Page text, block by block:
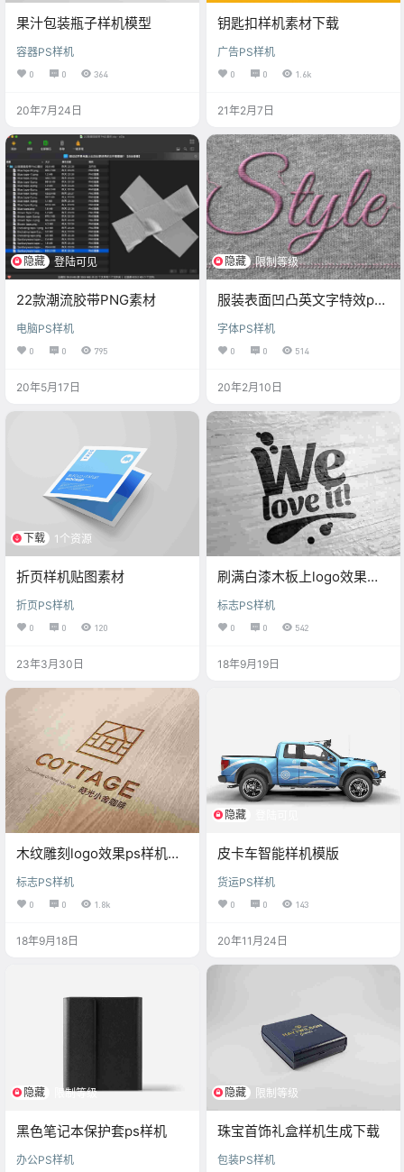
果汁包装瓶子样机模型
容器PS样机
0 0 364
20年7月24日
钥匙扣样机素材下载
广告PS样机
0 0 1.6k
21年2月7日
隐藏 登陆可见
22款潮流胶带PNG素材
电脑PS样机
0 0 795
20年5月17日
隐藏 限制等级
服装表面凹凸英文字特效psd
字体PS样机
0 0 514
20年2月10日
下载 1个资源
折页样机贴图素材
折页PS样机
0 0 120
23年3月30日
刷满白漆木板上logo效果样
机psd
标志PS样机
0 0 542
18年9月19日
木纹雕刻logo效果ps样机素
材
标志PS样机
0 0 1.8k
18年9月18日
隐藏
皮卡车智能样机模版
货运PS样机
0 0 143
20年11月24日
隐藏 限制等级
黑色笔记本保护套ps样机
办公PS样机
隐藏 限制等级
珠宝首饰礼盒样机生成下载
包装PS样机